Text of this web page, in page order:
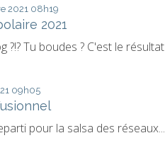
2021 08h19
2021
?!? Tu boudes ? C'est le résultat
09h05
pour la salsa des réseaux...